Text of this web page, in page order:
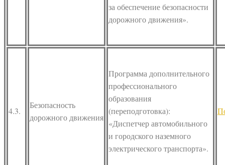
за обеспечение безопасности
дорожного движения».
4.3.
Безопасность
дорожного движения
Программа дополнительного
профессионального
образования
(переподготовка):
«Диспетчер автомобильного
и городского наземного
электрического транспорта».